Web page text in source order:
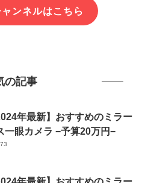
ンネルはこちら
の記事
年最新】おすすめのミラー
一眼カメラ −予算20万円−